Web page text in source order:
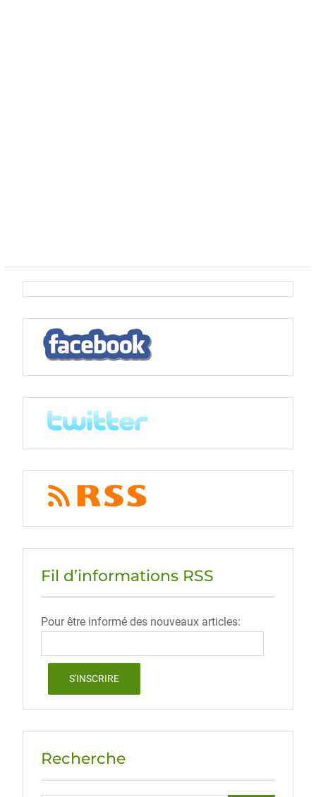
Fil d’informations RSS
Pour être informé des nouveaux articles:
Recherche